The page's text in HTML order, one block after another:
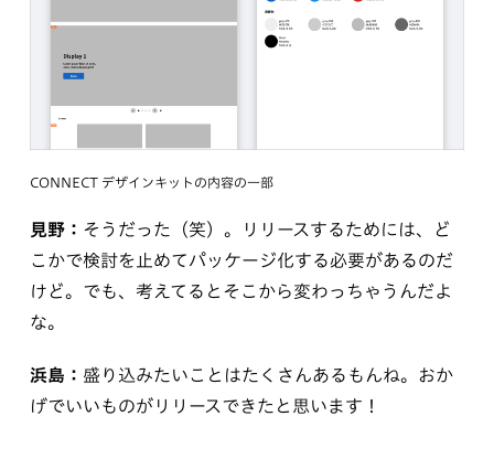
CONNECT デザインキットの内容の⼀部
見野： そうだった（笑）。リリースするためには、ど
こかで検討を止めてパッケージ化する必要があるのだ
けど。でも、考えてるとそこから変わっちゃうんだよ
な。
浜島： 盛り込みたいことはたくさんあるもんね。おか
げでいいものがリリースできたと思います！